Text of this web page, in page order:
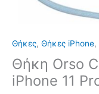
Θήκες, Θήκες iPhone,
Θήκη Orso
iPhone 11